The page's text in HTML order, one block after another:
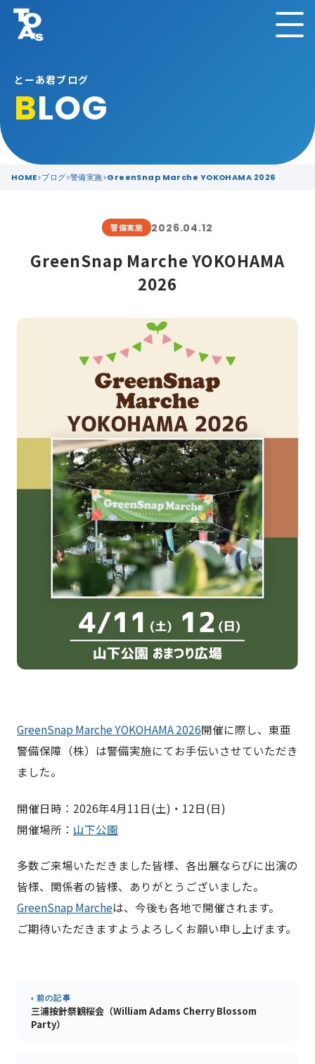
とーあ君ブログ
BLOG
HOME ブログ 警備実施 GreenSnap Marche YOKOHAMA 2026
警備実施 2026.04.12
GreenSnap Marche YOKOHAMA
2026
GreenSnap Marche YOKOHAMA 2026開催に際し、東亜
警備保障（株）は警備実施にてお手伝いさせていただき
ました。
開催日時：2026年4月11日(土)・12日(日)
開催場所： 山下公園
多数ご来場いただきました皆様、各出展ならびに出演の
皆様、関係者の皆様、ありがとうございました。
GreenSnap Marcheは、今後も各地で開催されます。
ご期待いただきますようよろしくお願い申し上げます。
‹ 前の記事
三浦按針祭観桜会（William Adams Cherry Blossom
Party）